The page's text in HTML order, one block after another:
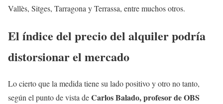
Vallès, Sitges, Tarragona y Terrassa, entre muchos otros.
El índice del precio del alquiler podría
distorsionar el mercado
Lo cierto que la medida tiene su lado positivo y otro no tanto,
según el punto de vista deCarlos Balado, profesor de OBS